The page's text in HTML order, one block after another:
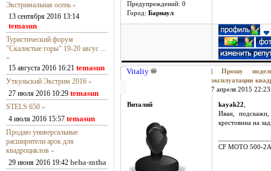
Экстримальная осень »
13 сентября 2016 13:14
temasun
Туристический форум
"Скалистые горы" 19-20 авгус ...
»
15 августа 2016 16:21 temasun
Уткульский Экстрим 2016 »
27 июля 2016 10:29 temasun
STELS 650 »
4 июля 2016 15:57 temasun
Продаю универсальные
расширители арок для
квадроциклов »
29 июня 2016 19:42 beha-mtha
Предупреждений: 0
Город: Барнаул
Vitaliy |Прошу
эксплуатации
7 апреля 2015 22:23
Виталий kayak22
Иван,
крестовина на
CF MOTO 500-2A